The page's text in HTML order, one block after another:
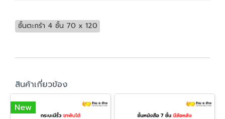
ชั้นตะกร้า 4 ชั้น 70 x 120
สินค้าเกี่ยวข้อง
New